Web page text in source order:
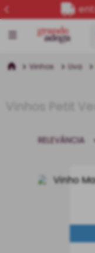
Vinhos Uva
RELEVÂNCIA